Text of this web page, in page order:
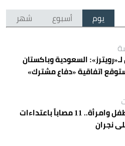
يوم أسبوع شهر
السعودية وباكستان
اتفاقية «دفاع مشترك»
بينهم طفل وامرأة.. 11 مصاباً باعتداءات
نجران